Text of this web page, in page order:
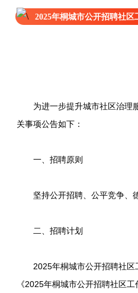
2025年桐城市公开招聘社区
为进一步提升城市社区治理服
关事项公告如下：
一、招聘原则
坚持公开招聘、公平竞争、
二、招聘计划
2025年桐城市公开招聘社区
《2025年桐城市公开招聘社区